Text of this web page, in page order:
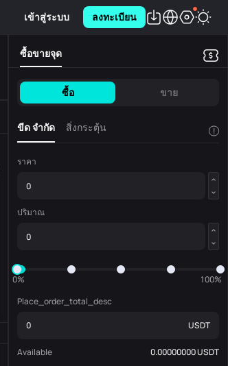
เข้าสู่ระบบ ลงทะเบียน
ซื้อขายจุด
ซื้อ ขาย
ขีด จำกัด สิ่งกระตุ้น !
ราคา
ปริมาณ
0%
100%
Place_order_total_desc
USDT
Available 0.00000000USDT